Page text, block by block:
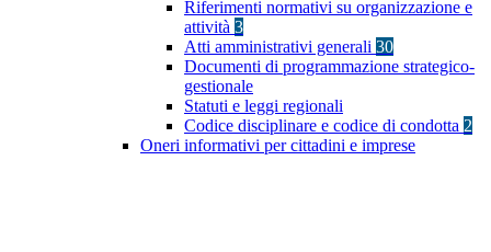
Riferimenti normativi su organizzazione e
attività 3
Atti amministrativi generali 30
Documenti di programmazione strategico-
gestionale
Statuti e leggi regionali
Codice disciplinare e codice di condotta 2
Oneri informativi per cittadini e imprese